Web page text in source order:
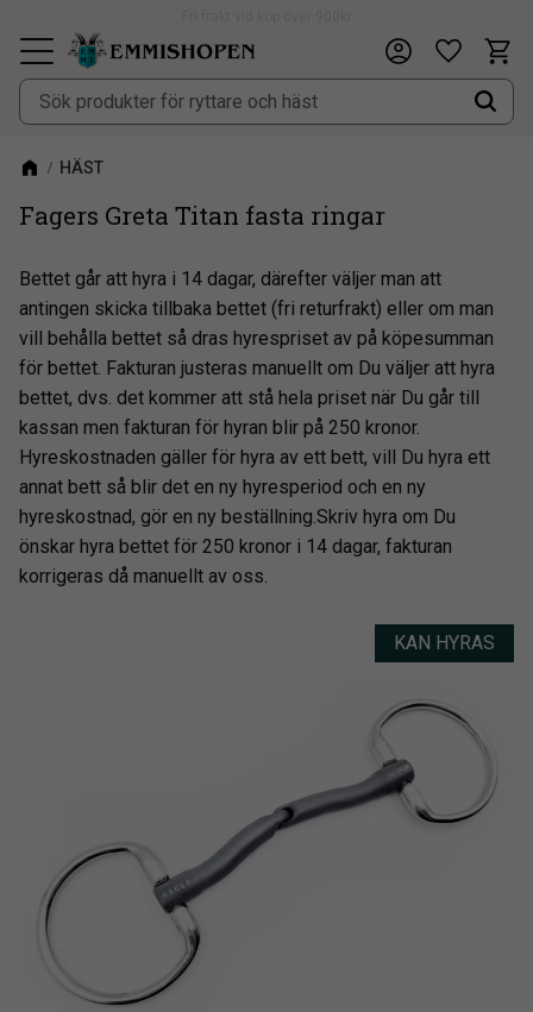
Meny
HÄST
Fagers Greta Titan fasta ringar
Bettet går att hyra i 14 dagar, därefter väljer man att
antingen skicka tillbaka bettet (fri returfrakt) eller om man
vill behålla bettet så dras hyrespriset av på köpesumman
för bettet. Fakturan justeras manuellt om Du väljer att hyra
bettet, dvs. det kommer att stå hela priset när Du går till
kassan men fakturan för hyran blir på 250 kronor.
Hyreskostnaden gäller för hyra av ett bett, vill Du hyra ett
annat bett så blir det en ny hyresperiod och en ny
hyreskostnad, gör en ny beställning.Skriv hyra om Du
önskar hyra bettet för 250 kronor i 14 dagar, fakturan
korrigeras då manuellt av oss.
KAN HYRAS